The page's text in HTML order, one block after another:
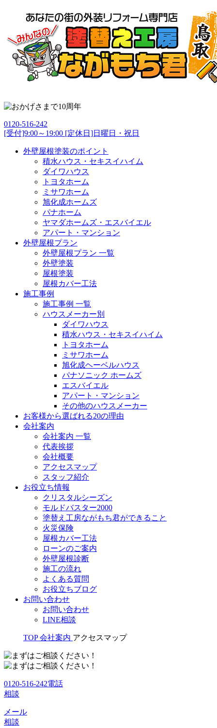
0120-516-242
[受付]9:00～19:00 [定休日]日曜日・祝日
外壁屋根塗装のポイント
積水ハウス・セキスイハイム
ダイワハウス
トヨタホーム
ミサワホーム
旭化成ホームズ
パナホーム
ヤマダホームズ・エスバイエル
アパート・マンション
外壁屋根プラン
外壁屋根プラン 一覧
外壁塗装
屋根塗装
屋根カバー工法
施工事例
施工事例 一覧
ハウスメーカー別
ダイワハウス
積水ハウス・セキスイハイム
トヨタホーム
ミサワホーム
旭化成ヘーベルハウス
パナソニック ホームズ
エスバイエル
アパート・マンション
その他のハウスメーカー
お客様から選ばれる20の理由
会社案内
会社案内 一覧
代表挨拶
会社概要
アクセスマップ
スタッフ紹介
お役立ち情報
クリスタルシーズン
モルドバスター2000
塗替え工房ながもち君ができること
火災保険
屋根カバー工法
ローンのご案内
外壁屋根診断
施工の流れ
よくある質問
お役立ちブログ
お問い合わせ
お問い合わせ
LINE相談
TOP 会社案内 アクセスマップ
0120-516-242電話
相談
メール
相談